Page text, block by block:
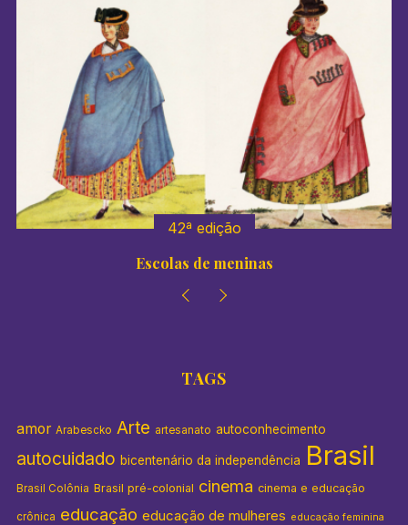
41º edição
Colégios de meninas
TAGS
amor Arabescko Arte artesanato autoconhecimento
autocuidado bicentenário da independência Brasil
Brasil Colônia Brasil pré-colonial cinema cinema e educação
crônica educação educação de mulheres educação feminina